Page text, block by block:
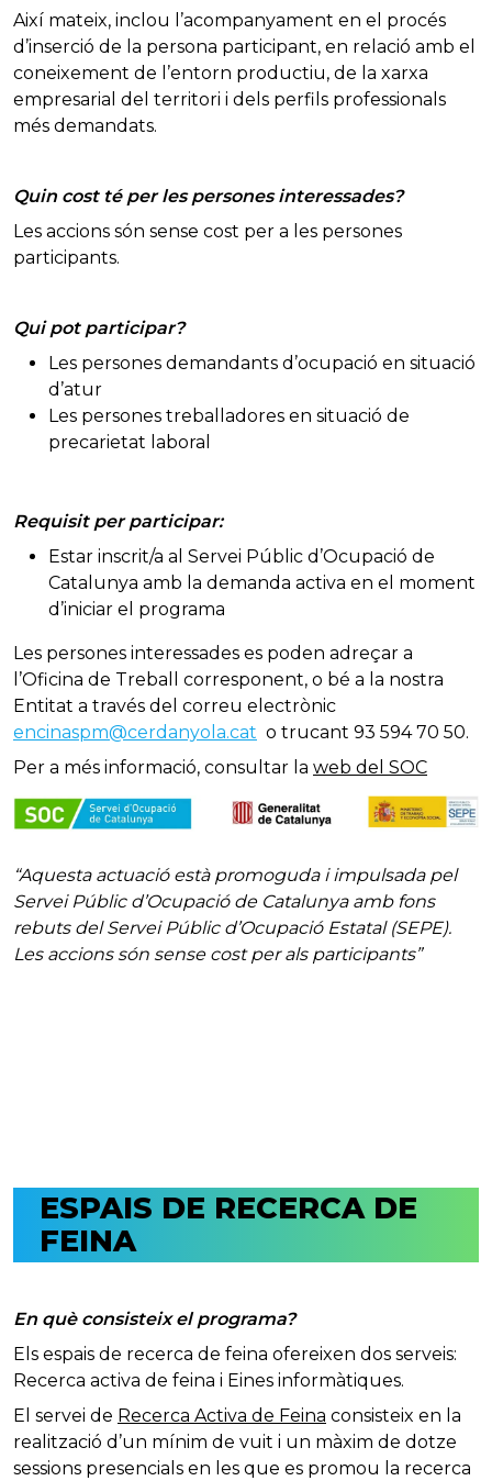
Així mateix, inclou l’acompanyament en el procés
d’inserció de la persona participant, en relació amb el
coneixement de l’entorn productiu, de la xarxa
empresarial del territori i dels perfils professionals
més demandats.
Quin cost té per les persones interessades?
Les accions són sense cost per a les persones
participants.
Qui pot participar?
Les persones demandants d’ocupació en situació
d’atur
Les persones treballadores en situació de
precarietat laboral
Requisit per participar:
Estar inscrit/a al Servei Públic d’Ocupació de
Catalunya amb la demanda activa en el moment
d’iniciar el programa
Les persones interessades es poden adreçar a
l’Oficina de Treball corresponent, o bé a la nostra
Entitat a través del correu electrònic
encinaspm@cerdanyola.cat o trucant 93 594 70 50.
Per a més informació, consultar la web del SOC
“Aquesta actuació està promoguda i impulsada pel
Servei Públic d’Ocupació de Catalunya amb fons
rebuts del Servei Públic d’Ocupació Estatal (SEPE).
Les accions són sense cost per als participants”
ESPAIS DE RECERCA DE
FEINA
En què consisteix el programa?
Els espais de recerca de feina ofereixen dos serveis:
Recerca activa de feina i Eines informàtiques.
El servei de Recerca Activa de Feina consisteix en la
realització d’un mínim de vuit i un màxim de dotze
sessions presencials en les que es promou la recerca